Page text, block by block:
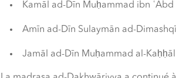
Kamāl ad-Dīn Muḥammad ibn ʿAbd
Amīn ad-Dīn Sulaymān ad-
Jamāl ad-Dīn Muḥammad al-Kaḥḥāl